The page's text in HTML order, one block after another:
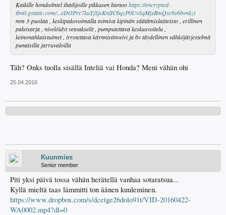
Kaikille hondo/intel ihailijoille pikkusen hienoohttps://encrypted-
tbn0.gstatic.com/...eDOPrr7kuYjSjsKnlIC6qzP0UvSqMjsRmQxr8s6hvnkzi
mm 3-puolaa , keskipakovoimalla toimiva kipinän säätämislaitteisto , erillinen
pakosarja , nivelöidyt vetoakselit , pumputettava keskusvoitelu ,
keinonahkaistuimet , irrotettava käynnistinveivi ja 6v täydellinen sähköjärjestelmä
punaisilla jarruvaloilla
Täh? Onks tuolla sisällä Inteliä vai Honda? Meni vähän ohi
25.04.2016
Kuunmies
Senior member
Piti yksi päivä tossa vähän herätellä vanhaa sotaratsua...
Kyllä mieltä taas lämmitti ton äänen kuuleminen.
https://www.dropbox.com/s/dcetge26dolo91t/VID-20160422-
WA0002.mp4?dl=0